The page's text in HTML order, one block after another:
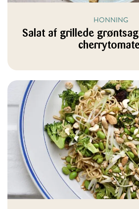
HONNING
Salat af grillede